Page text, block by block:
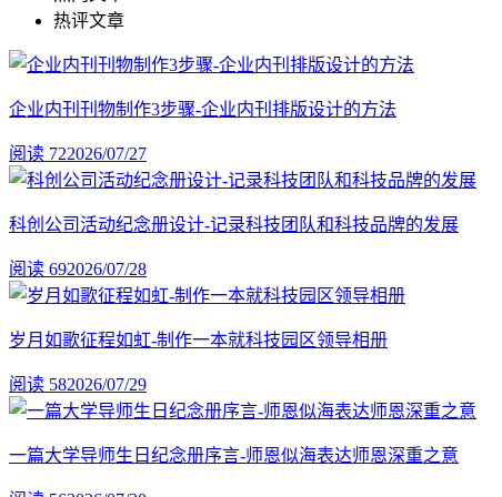
热评文章
企业内刊刊物制作3步骤-企业内刊排版设计的方法
阅读 722026/07/27
科创公司活动纪念册设计-记录科技团队和科技品牌的发展
阅读 692026/07/28
岁月如歌征程如虹-制作一本就科技园区领导相册
阅读 582026/07/29
一篇大学导师生日纪念册序言-师恩似海表达师恩深重之意